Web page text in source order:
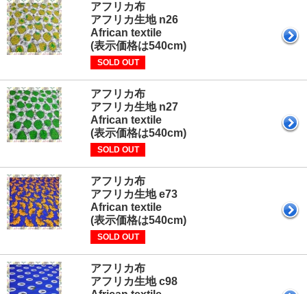
アフリカ布
アフリカ生地 n26
African textile
(表示価格は540cm)
SOLD OUT
アフリカ布
アフリカ生地 n27
African textile
(表示価格は540cm)
SOLD OUT
アフリカ布
アフリカ生地 e73
African textile
(表示価格は540cm)
SOLD OUT
アフリカ布
アフリカ生地 c98